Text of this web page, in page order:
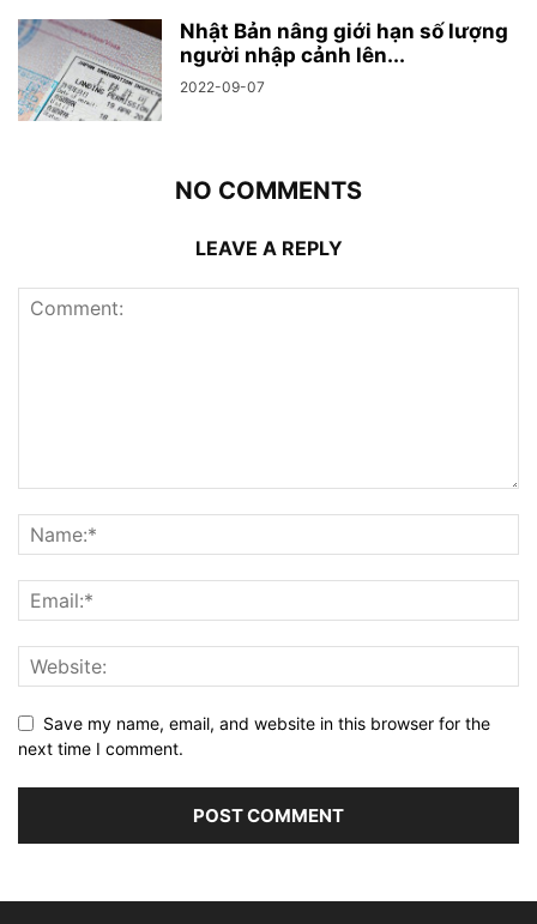
Nhật Bản nâng giới hạn số lượng
người nhập cảnh lên...
2022-09-07
NO COMMENTS
LEAVE A REPLY
Save my name, email, and website in this browser for the
next time I comment.